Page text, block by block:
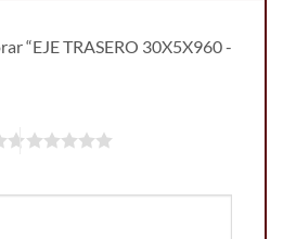
“EJE TRASERO 30X5X960 -